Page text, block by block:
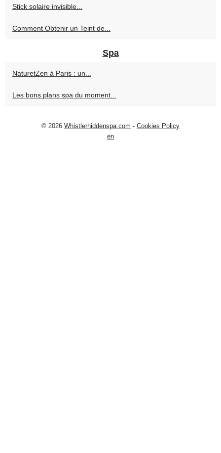
Stick solaire invisible...
Comment Obtenir un Teint de...
Spa
NaturetZen à Paris : un...
Les bons plans spa du moment...
© 2026 Whistlerhiddenspa.com - Cookies Policy
en